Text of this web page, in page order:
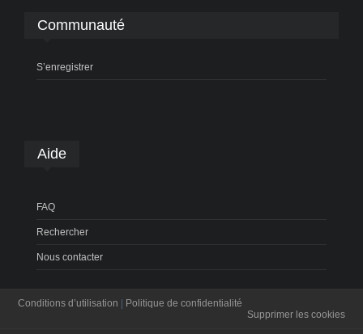
Communauté
S’enregistrer
Aide
FAQ
Rechercher
Nous contacter
Conditions d’utilisation | Politique de confidentialité
Supprimer les cookies